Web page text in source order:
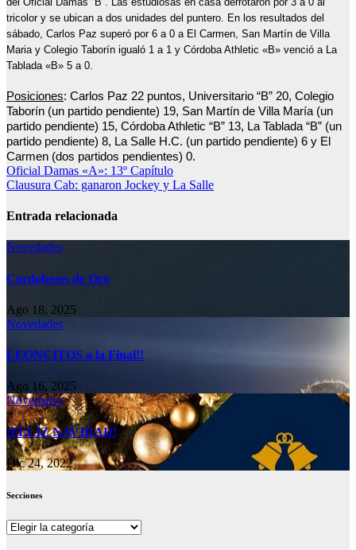
tricolor y se ubican a dos unidades del puntero. En los resultados del
sábado, Carlos Paz superó por 6 a 0 a El Carmen, San Martín de Villa
Maria y Colegio Taborín igualó 1 a 1 y Córdoba Athletic «B» venció a La
Tablada «B» 5 a 0.
Posiciones: Carlos Paz 22 puntos, Universitario “B” 20, Colegio
Taborín (un partido pendiente) 19, San Martín de Villa María (un
partido pendiente) 15, Córdoba Athletic “B” 13, La Tablada “B” (un
partido pendiente) 8, La Salle H.C. (un partido pendiente) 6 y El
Carmen (dos partidos pendientes) 0.
Navegación
de
entradas
Oficial Damas «A»: 13º Capítulo
Clausura Cab: ganaron Jockey y La Salle
Entrada relacionada
Novedades
Cordobeses de Oro
Ago 18, 2025
Novedades
LEONCITOS a la Final!!
Ago 16, 2025
Novedades
¡FELIZ NAVIDAD!
Dic 24, 2022
Secciones
Secciones